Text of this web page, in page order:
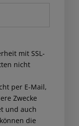
mit SSL-
nicht
per E-Mail,
Zwecke
und auch
die